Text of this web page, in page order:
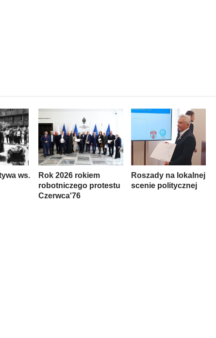
ws.
Rok 2026 rokiem
robotniczego protestu
Czerwca'76
Roszady na lokalnej
scenie politycznej